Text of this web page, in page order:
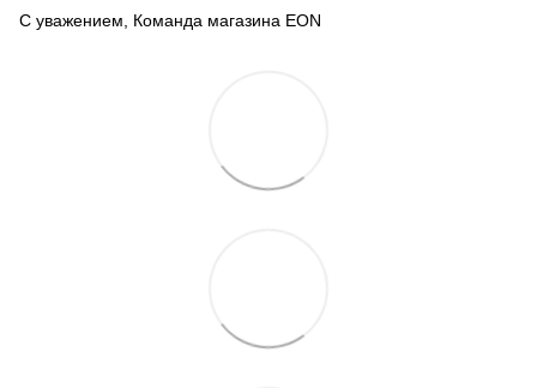
С уважением, Команда магазина EON